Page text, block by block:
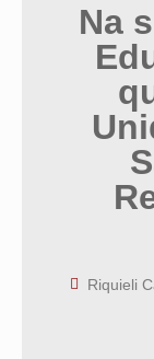
Na
Riquieli